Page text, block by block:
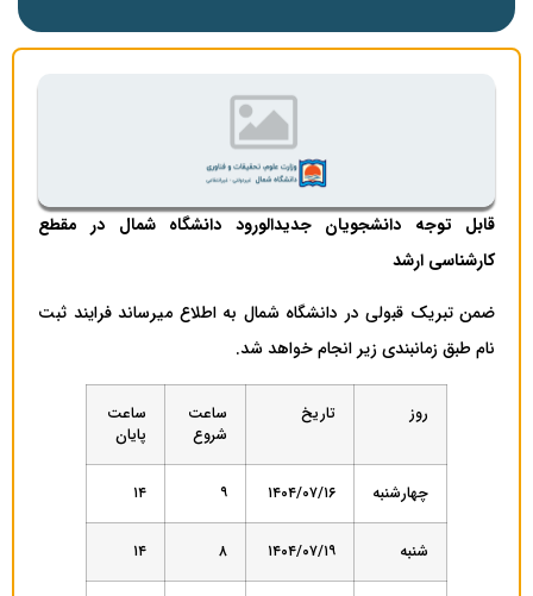
قابل توجه دانشجویان جدیدالورود دانشگاه شمال در مقطع
کارشناسی ارشد
ضمن تبریک قبولی در دانشگاه شمال به اطلاع می­رساند فرایند ثبت
نام طبق زمانبندی زیر انجام خواهد شد.
روز تاریخ
ساعت
شروع
ساعت
پایان
چهارشنبه ۱۴۰۴/۰۷/۱۶ ۹ ۱۴
شنبه ۱۴۰۴/۰۷/۱۹ ۸ ۱۴